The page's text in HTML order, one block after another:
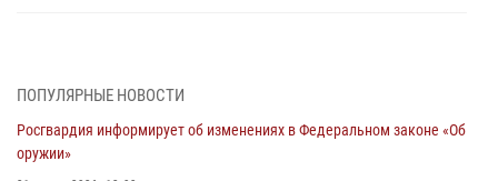
03 августа 2026, 17:21
21 единицу оружия изъяли Псковские росгвардейцы за неделю
03 августа 2026, 14:10
ПОПУЛЯРНЫЕ НОВОСТИ
Росгвардия информирует об изменениях в Федеральном законе «Об
оружии»